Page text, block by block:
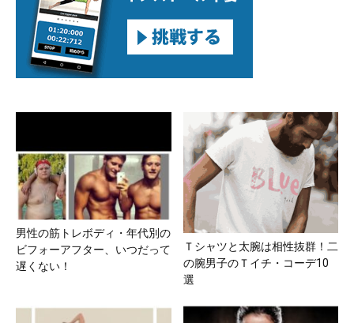
男性の筋トレボディ・年代別の
ビフォーアフター、いつだって
遅くない！
Ｔシャツと太腕は相性抜群！二
の腕男子のＴイチ・コーデ10
選